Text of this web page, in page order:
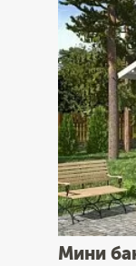
Мини